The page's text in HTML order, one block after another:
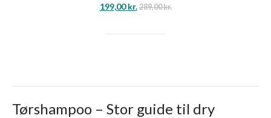
199,00kr. 289,00kr.
Tørshampoo – Stor guide til dry